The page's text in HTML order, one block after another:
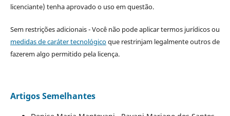
licenciante) tenha aprovado o uso em questão.
Sem restrições adicionais - Você não pode aplicar termos jurídicos ou
medidas de caráter tecnológicoque restrinjam legalmente outros de
fazerem algo permitido pela licença.
Artigos Semelhantes